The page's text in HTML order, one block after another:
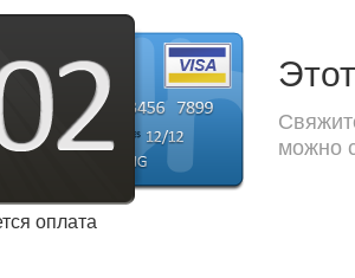
оплата
можно